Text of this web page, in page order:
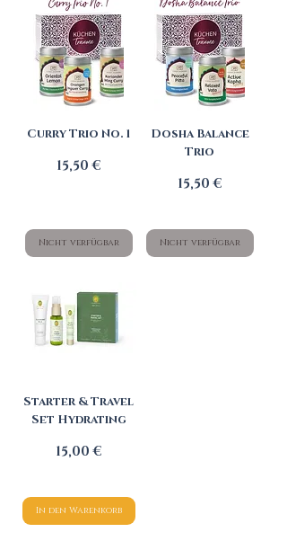
Curry Trio No. 1
Preis
15,50 €
Nicht verfügbar
Dosha Balance
Trio
Preis
15,50 €
Nicht verfügbar
Starter & Travel
Set Hydrating
Preis
15,00 €
In den Warenkorb